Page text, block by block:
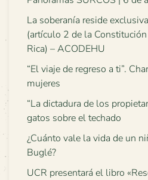
La soberanía reside
(artículo 2 de la
Rica) – ACODEHU
“El viaje de regreso a ti”.
mujeres
“La dictadura de los
gatos sobre el techado
¿Cuánto vale la vida de un
Buglé?
UCR presentará el libro